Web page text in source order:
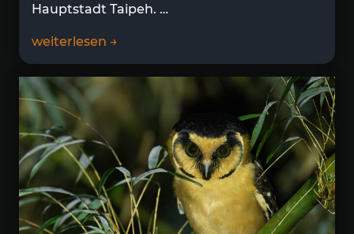
Hauptstadt Taipeh. …
weiterlesen →